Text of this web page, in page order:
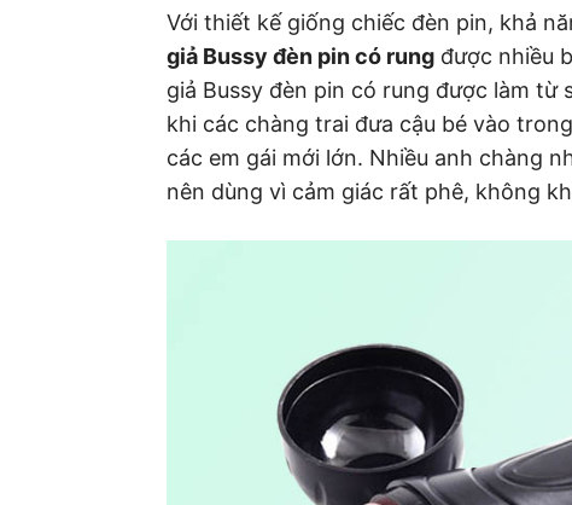
Với thiết kế giống chiếc đèn pin, khả
giả Bussy đèn pin có rung được nhiều
giả Bussy đèn pin có rung được làm từ
khi các chàng trai đưa cậu bé vào
các em gái mới lớn. Nhiều anh chàng
nên dùng vì cảm giác rất phê, không